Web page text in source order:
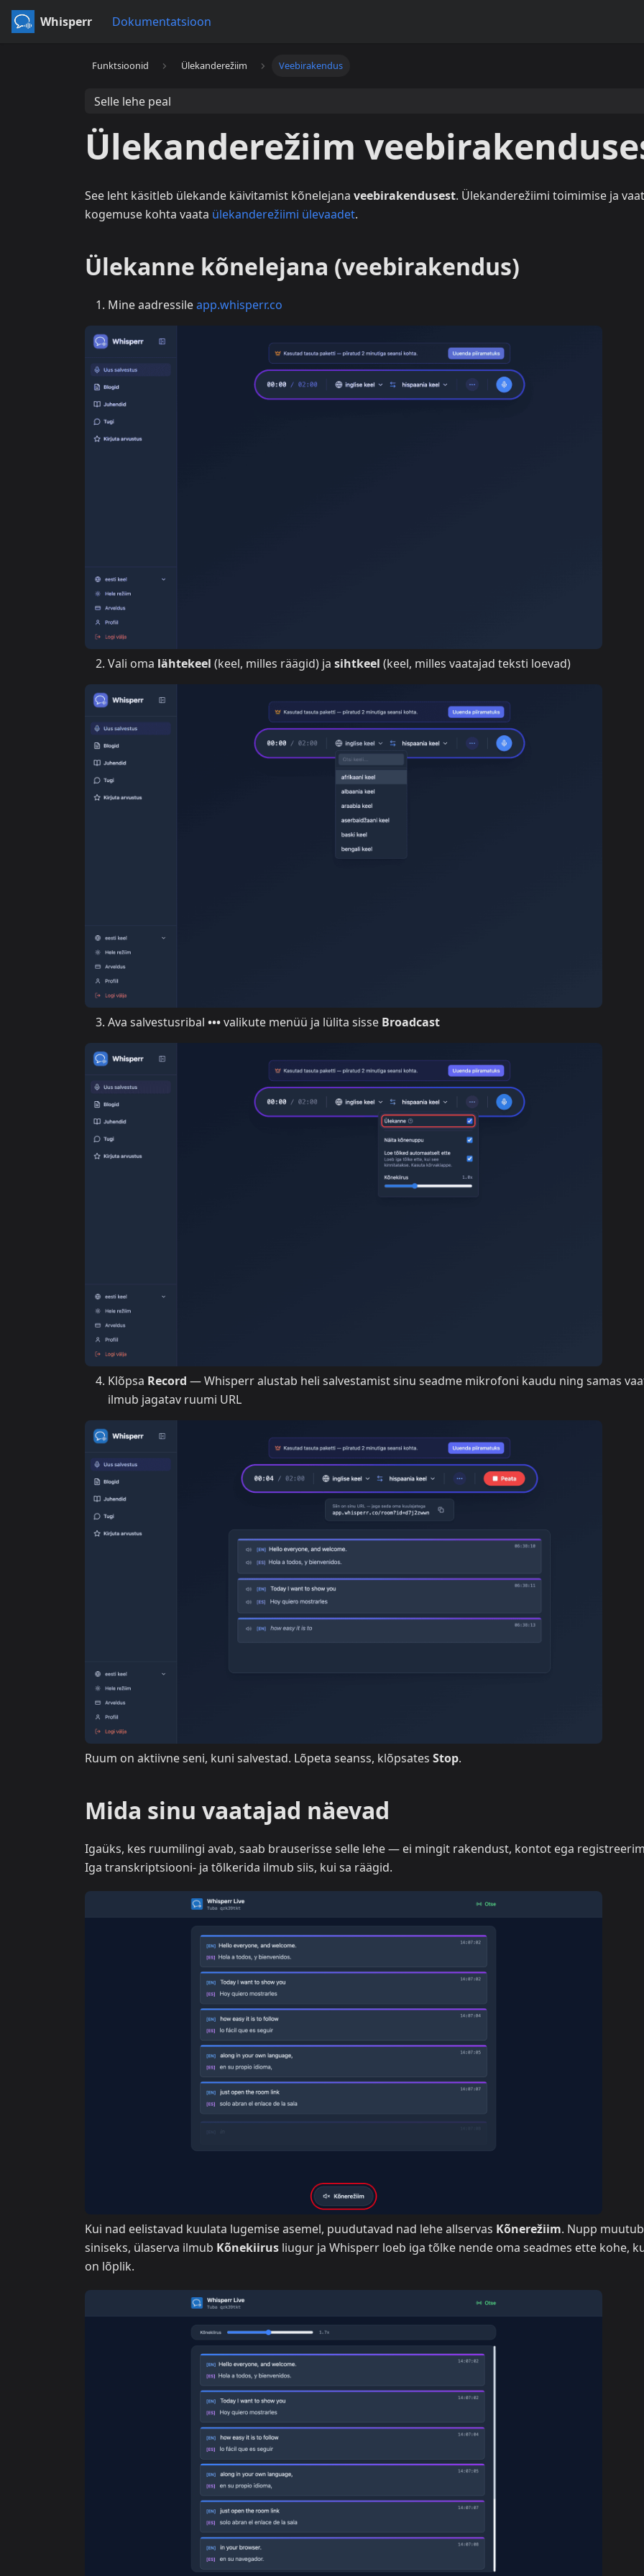
Whisperr Dokumentatsioon
Funktsioonid Ülekanderežiim Veebirakendus
Selle lehe peal
Ülekanderežiim
See leht käsitleb ülekande käivitamist kõnelejana veebirakendusest. Ülekanderežiimi toimimise ja
kogemuse kohta vaata ülekanderežiimi ülevaadet.
Ülekanne kõnelejana (veebirakendus)
Mine aadressileapp.whisperr.co
Vali oma lähtekeel (keel, milles räägid) ja sihtkeel (keel, milles vaatajad teksti loevad)
Ava salvestusribal •••valikute menüü ja lülita sisse Broadcast
Klõpsa Record — Whisperr alustab heli salvestamist sinu seadme mikrofoni kaudu ning samas
ilmub jagatav ruumi URL
Ruum on aktiivne seni, kuni salvestad. Lõpeta seanss, klõpsates Stop.
Mida sinu vaatajad näevad
Igaüks, kes ruumilingi avab, saab brauserisse selle lehe — ei mingit rakendust, kontot ega
Iga transkriptsiooni- ja tõlkerida ilmub siis, kui sa räägid.
Kui nad eelistavad kuulata lugemise asemel, puudutavad nad lehe allservas Kõnerežiim. Nupp muutub
siniseks, ülaserva ilmub Kõnekiirus liugur ja Whisperr loeb iga tõlke nende oma seadmes ette kohe,
on lõplik.